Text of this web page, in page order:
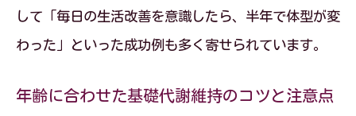
して「毎日の生活改善を意識したら、半年で体型が変
わった」といった成功例も多く寄せられています。
年齢に合わせた基礎代謝維持のコツと注意点